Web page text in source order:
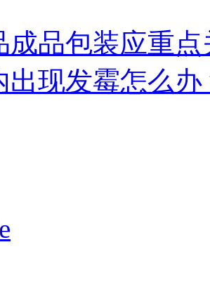
成品包装应重
出现发霉怎么办